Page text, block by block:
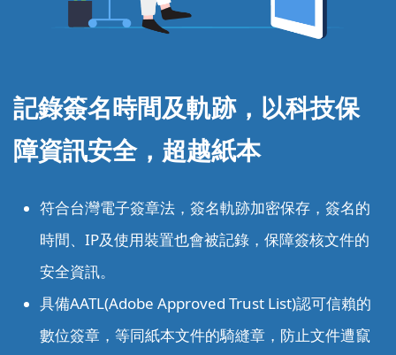
記錄簽名時間及軌跡，以科技保
障資訊安全，超越紙本
符合台灣電子簽章法，簽名軌跡加密保存，簽名的
時間、IP及使用裝置也會被記錄，保障簽核文件的
安全資訊。
具備AATL(Adobe Approved Trust List)認可信賴的
數位簽章，等同紙本文件的騎縫章，防止文件遭竄